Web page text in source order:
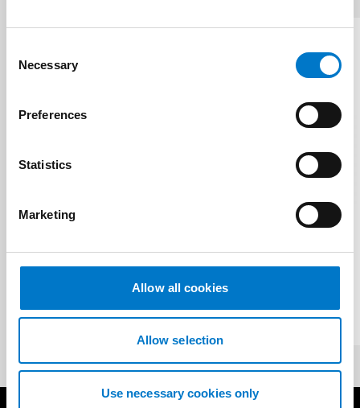
Necessary
Preferences
Statistics
Marketing
Allow all cookies
Allow selection
Use necessary cookies only
W3
Lichtbalken